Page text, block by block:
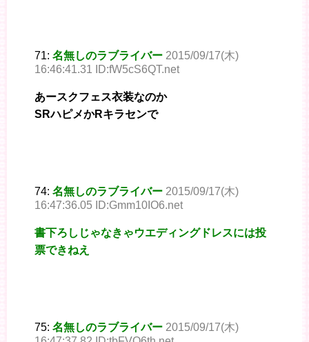
71: 名無しのラブライバー 2015/09/17(木)
16:46:41.31 ID:fW5cS6QT.net
あースクフェス衣装なのか
SRハピメかRキラセンで
74: 名無しのラブライバー 2015/09/17(木)
16:47:36.05 ID:Gmm10IO6.net
書下ろしじゃなきゃウエディングドレスには投
票できねえ
75: 名無しのラブライバー 2015/09/17(木)